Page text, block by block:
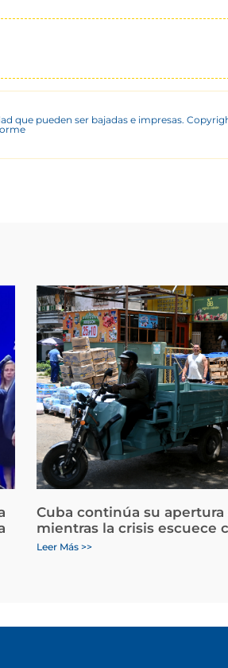
que pueden ser bajadas e impresas.
Cuba continúa su
mientras la crisis escuece
Leer Más >>